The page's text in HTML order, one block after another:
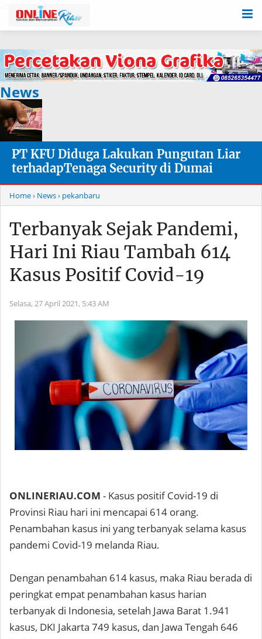
News
PT KFU Diduga Lakukan Pungutan Liar
terhadapTenaga Security di Dumai
Home› News› pekanbaru
Terbanyak Sejak Pandemi,
Hari Ini Riau Tambah 614
Kasus Positif Covid-19
Selasa, 27 April 2021, 5:43 AM
ONLINERIAU.COM - Kasus positif Covid-19 di
Provinsi Riau hari ini mencapai 614 orang.
Penambahan kasus ini yang terbanyak selama kasus
pandemi Covid-19 melanda Riau.
Dengan penambahan 614 kasus, maka Riau berada di
peringkat empat penambahan kasus harian
terbanyak di Indonesia, setelah Jawa Barat 1.941
kasus, DKI Jakarta 749 kasus, dan Jawa Tengah 646